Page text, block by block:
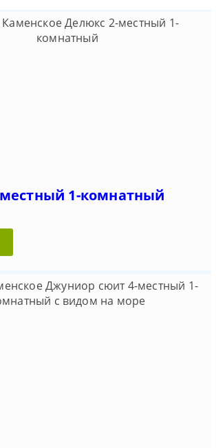
1-комнатный